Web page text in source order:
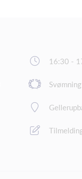
16:30 -
Svømning